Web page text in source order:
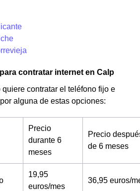
contratar internet en Calp
contratar el teléfono fijo e
alguna de estas opciones:
Precio
durante 6
meses
Precio
de 6 meses
19,95
euros/mes
36,95 euros/